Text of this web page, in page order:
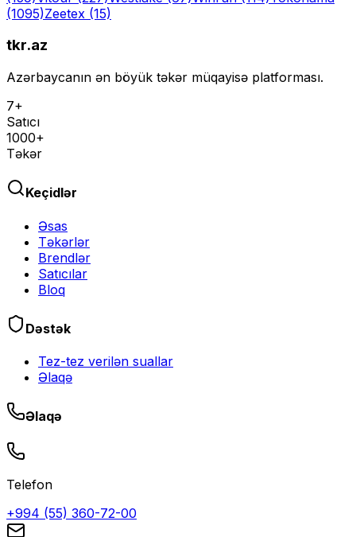
(1095)Zeetex (15)
tkr.az
Azərbaycanın ən böyük təkər müqayisə platforması.
7+
Satıcı
1000+
Təkər
Keçidlər
Əsas
Təkərlər
Brendlər
Satıcılar
Bloq
Dəstək
Tez-tez verilən suallar
Əlaqə
Əlaqə
Telefon
+994 (55) 360-72-00